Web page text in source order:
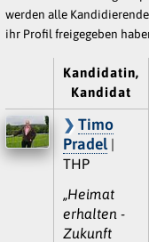
werden alle
ihr Profil freigegeben
Kandidatin,
Kandidat
Timo
Pradel |
THP
„Heimat
erhalten -
Zukunft